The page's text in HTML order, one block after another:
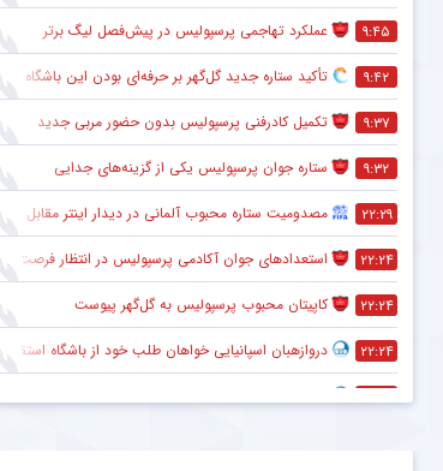
۹:۴۵ عملکرد تهاجمی پرسپولیس در پیش‌فصل لیگ برتر
۹:۴۲ تأکید ستاره جدید گل‌گهر بر حرفه‌ای بودن این باشگاه
۹:۳۷ تکمیل کادرفنی پرسپولیس بدون حضور مربی جدید
۹:۳۲ ستاره جوان پرسپولیس یکی از گزینه‌های جدایی
۲۲:۲۹ مصدومیت ستاره محبوب آلمانی در دیدار اینتر مقابل میلان
۲۲:۲۴ استعدادهای جوان آکادمی پرسپولیس در انتظار فرصت در ترکیب اصلی
۲۲:۲۴ کاپیتان محبوب پرسپولیس به گل‌گهر پیوست
۲۲:۲۴ دروازهبان اسپانیایی خواهان طلب خود از باشگاه استقلال شد
۲۲:۲۴